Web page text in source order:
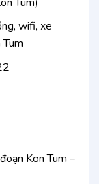
wifi, xe
Kon Tum –